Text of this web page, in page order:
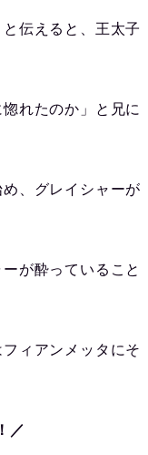
伝えると、王太子
れたのか」と兄に
、グレイシャーが
が酔っていること
ィアンメッタにそ
／